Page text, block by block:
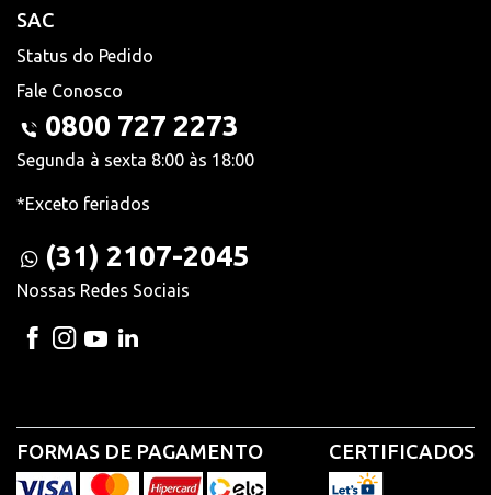
SAC
Status do Pedido
Fale Conosco
0800 727 2273
Segunda à sexta 8:00 às 18:00
*Exceto feriados
(31) 2107-2045
Nossas Redes Sociais
FORMAS DE PAGAMENTO CERTIFICADOS